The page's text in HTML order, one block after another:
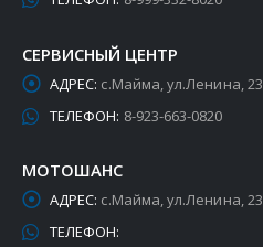
СЕРВИСНЫЙ ЦЕНТР
АДРЕС: с.Майма, ул.Ленина, 23
ТЕЛЕФОН: 8-923-663-0820
МОТОШАНС
АДРЕС: с.Майма, ул.Ленина, 23
ТЕЛЕФОН: